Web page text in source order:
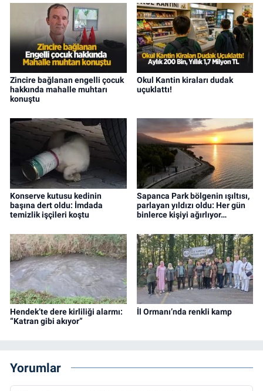
Zincire bağlanan engelli çocuk
hakkında mahalle muhtarı
konuştu
Okul Kantin kiraları dudak
uçuklattı!
Konserve kutusu kedinin
başına dert oldu: İmdada
temizlik işçileri koştu
Sapanca Park bölgenin ışıltısı,
parlayan yıldızı oldu: Her gün
binlerce kişiyi ağırlıyor…
Hendek’te dere kirliliği alarmı:
“Katran gibi akıyor”
İl Ormanı’nda renkli kamp
Yorumlar